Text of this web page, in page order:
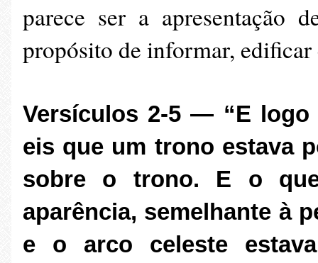
parece ser a apresentação
propósito de informar,
Versículos 2-5 — “E
eis que um trono estava
sobre o trono. E o
aparência, semelhante à
e o arco celeste